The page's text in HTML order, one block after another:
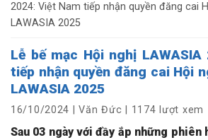
KIẾN THỨC PHÁP LUẬT
2024: Việt Nam tiếp nhận quyền đăng cai
LAWASIA 2025
Lễ bế mạc Hội nghị LAWASIA
tiếp nhận quyền đăng cai Hội
LAWASIA 2025
16/10/2024 |Văn Đức 1174 lượt xem
Sau 03 ngày với đầy ắp những phiên